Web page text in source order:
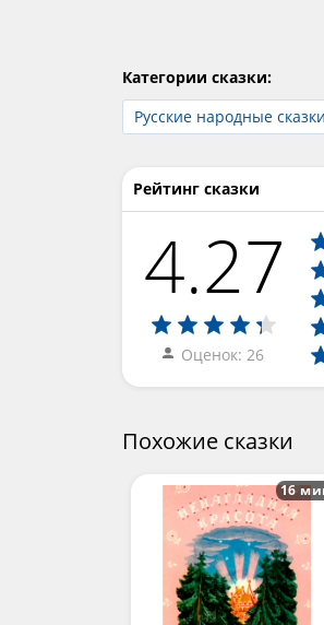
Категории сказки:
Русские народные сказки
Рейтинг сказки
4.27
Оценок: 26
Похожие сказки
16